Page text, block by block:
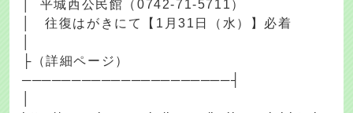
│ 平城西公民館（0742-71-5711）
│ 往復はがきにて【1月31日（水）】必着
├（詳細ページ）
─────────────────────┤